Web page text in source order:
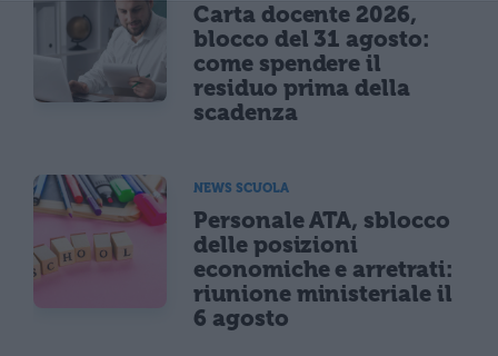
Carta docente 2026,
blocco del 31 agosto:
come spendere il
residuo prima della
scadenza
NEWS SCUOLA
Personale ATA, sblocco
delle posizioni
economiche e arretrati:
riunione ministeriale il
6 agosto